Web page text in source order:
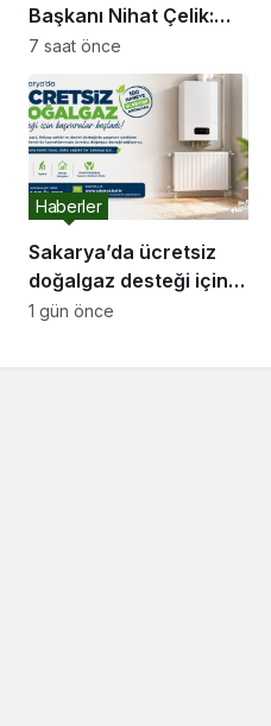
Başkanı Nihat Çelik:
“Gençliğine Sahip
Çıkmayan Milletler
Geleceğini İnşa
Edemez”
7 saat önce
Sakarya’da ücretsiz
doğalgaz desteği için
başvurular başladı
Haberler
1 gün önce